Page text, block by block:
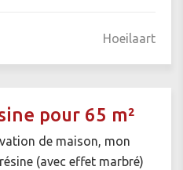
Hoeilaart
pour 65 m²
de maison, mon
(avec effet marbré)